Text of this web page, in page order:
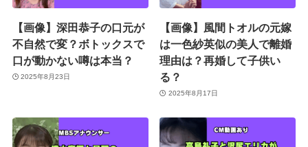
【画像】深田恭子の口元が
不自然で変？ボトックスで
口が動かない噂は本当？
2025年8月23日
【画像】風間トオルの元嫁
は一色紗英似の美人で離婚
理由は？再婚して子供い
る？
2025年8月17日